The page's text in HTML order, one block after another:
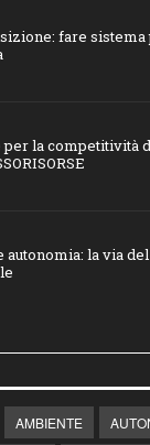
fare sistema
la competitività
la via
AMBIENTE